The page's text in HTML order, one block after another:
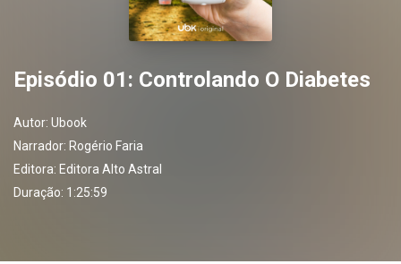
Episódio 01: Controlando O Diabetes
Autor: Ubook
Narrador: Rogério Faria
Editora: Editora Alto Astral
Duração: 1:25:59